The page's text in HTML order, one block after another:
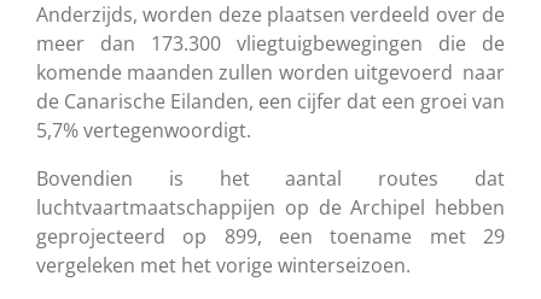
Anderzijds, worden deze plaatsen verdeeld over de
meer dan 173.300 vliegtuigbewegingen die de
komende maanden zullen worden uitgevoerd naar
de Canarische Eilanden, een cijfer dat een groei van
5,7% vertegenwoordigt.
Bovendien is het aantal routes dat
luchtvaartmaatschappijen op de Archipel hebben
geprojecteerd op 899, een toename met 29
vergeleken met het vorige winterseizoen.